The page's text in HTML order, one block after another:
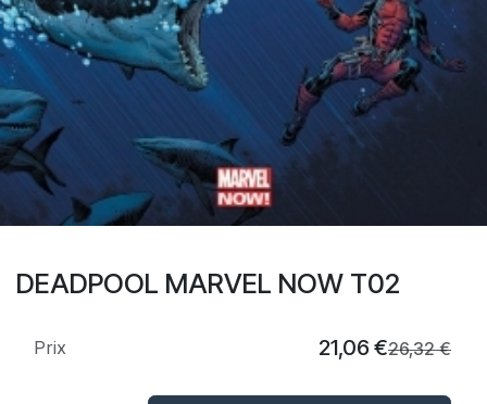
DEADPOOL MARVEL NOW T02
Prix 21,06 €26,32€